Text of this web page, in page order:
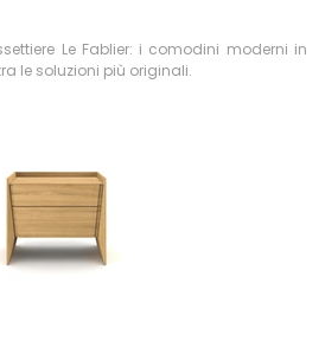
Le Fablier: i comodini moderni in
le soluzioni più originali.